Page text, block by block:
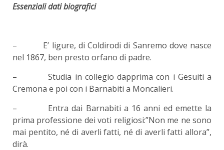
Essenziali dati biografici
– E’ ligure, di Coldirodi di Sanremo dove nasce
nel 1867, ben presto orfano di padre.
– Studia in collegio dapprima con i Gesuiti a
Cremona e poi con i Barnabiti a Moncalieri.
– Entra dai Barnabiti a 16 anni ed emette la
prima professione dei voti religiosi:”Non me ne sono
mai pentito, né di averli fatti, né di averli fatti allora”,
dirà.